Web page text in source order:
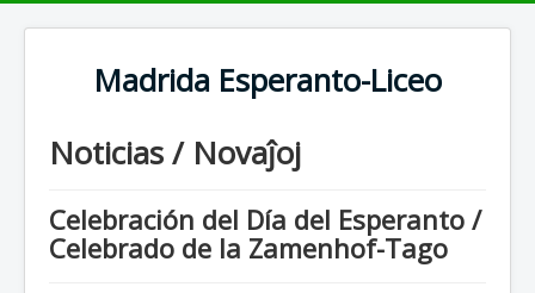
Madrida Esperanto-Liceo
Noticias / Novaĵoj
Celebración del Día del Esperanto /
Celebrado de la Zamenhof-Tago